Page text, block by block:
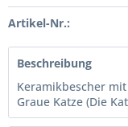
Artikel-Nr.:
Beschreibung
Keramikbescher
Graue Katze (Die